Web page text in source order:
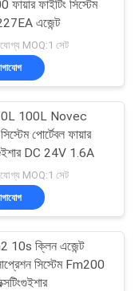
62
ফাইটিং সিস্টেম
এজেন্ট
MOQ:1 সেট
100L Novec
পোর্টেবল ফায়ার
DC 24V 1.6A
MOQ:1 সেট
10s ক্লিন এজেন্ট
সিস্টেম Fm200